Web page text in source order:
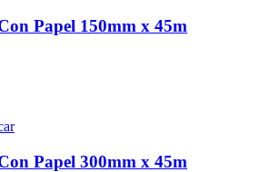
Papel 150mm x 45m
Papel 300mm x 45m